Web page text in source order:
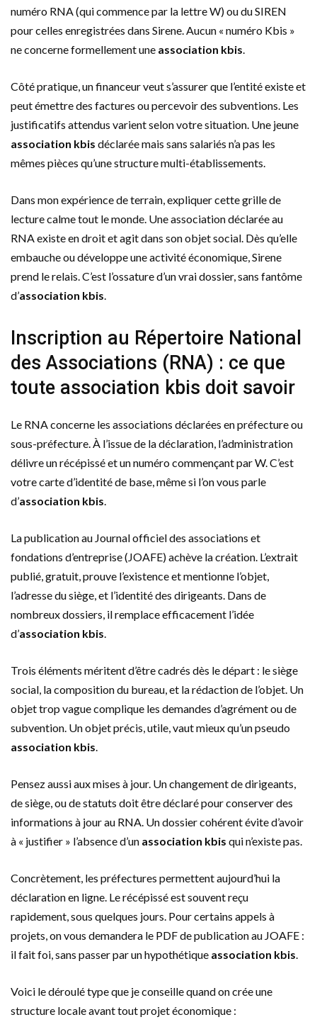
numéro RNA (qui commence par la lettre W) ou du SIREN
pour celles enregistrées dans Sirene. Aucun « numéro Kbis »
ne concerne formellement une association kbis.
Côté pratique, un financeur veut s’assurer que l’entité existe et
peut émettre des factures ou percevoir des subventions. Les
justificatifs attendus varient selon votre situation. Une jeune
association kbis déclarée mais sans salariés n’a pas les
mêmes pièces qu’une structure multi-établissements.
Dans mon expérience de terrain, expliquer cette grille de
lecture calme tout le monde. Une association déclarée au
RNA existe en droit et agit dans son objet social. Dès qu’elle
embauche ou développe une activité économique, Sirene
prend le relais. C’est l’ossature d’un vrai dossier, sans fantôme
d’association kbis.
Inscription au Répertoire National
des Associations (RNA) : ce que
toute association kbis doit savoir
Le RNA concerne les associations déclarées en préfecture ou
sous-préfecture. À l’issue de la déclaration, l’administration
délivre un récépissé et un numéro commençant par W. C’est
votre carte d’identité de base, même si l’on vous parle
d’association kbis.
La publication au Journal officiel des associations et
fondations d’entreprise (JOAFE) achève la création. L’extrait
publié, gratuit, prouve l’existence et mentionne l’objet,
l’adresse du siège, et l’identité des dirigeants. Dans de
nombreux dossiers, il remplace efficacement l’idée
d’association kbis.
Trois éléments méritent d’être cadrés dès le départ : le siège
social, la composition du bureau, et la rédaction de l’objet. Un
objet trop vague complique les demandes d’agrément ou de
subvention. Un objet précis, utile, vaut mieux qu’un pseudo
association kbis.
Pensez aussi aux mises à jour. Un changement de dirigeants,
de siège, ou de statuts doit être déclaré pour conserver des
informations à jour au RNA. Un dossier cohérent évite d’avoir
à « justifier » l’absence d’un association kbis qui n’existe pas.
Concrètement, les préfectures permettent aujourd’hui la
déclaration en ligne. Le récépissé est souvent reçu
rapidement, sous quelques jours. Pour certains appels à
projets, on vous demandera le PDF de publication au JOAFE :
il fait foi, sans passer par un hypothétique association kbis.
Voici le déroulé type que je conseille quand on crée une
structure locale avant tout projet économique :